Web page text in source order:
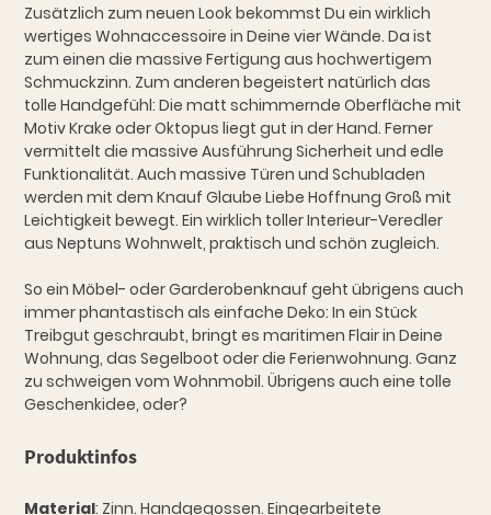
Zusätzlich zum neuen Look bekommst Du ein wirklich
wertiges Wohnaccessoire in Deine vier Wände. Da ist
zum einen die massive Fertigung aus hochwertigem
Schmuckzinn. Zum anderen begeistert natürlich das
tolle Handgefühl: Die matt schimmernde Oberfläche mit
Motiv Krake oder Oktopus liegt gut in der Hand. Ferner
vermittelt die massive Ausführung Sicherheit und edle
Funktionalität. Auch massive Türen und Schubladen
werden mit dem Knauf Glaube Liebe Hoffnung Groß mit
Leichtigkeit bewegt. Ein wirklich toller Interieur-Veredler
aus Neptuns Wohnwelt, praktisch und schön zugleich.
So ein Möbel- oder Garderobenknauf geht übrigens auch
immer phantastisch als einfache Deko: In ein Stück
Treibgut geschraubt, bringt es maritimen Flair in Deine
Wohnung, das Segelboot oder die Ferienwohnung. Ganz
zu schweigen vom Wohnmobil. Übrigens auch eine tolle
Geschenkidee, oder?
Produktinfos
Material: Zinn. Handgegossen. Eingearbeitete